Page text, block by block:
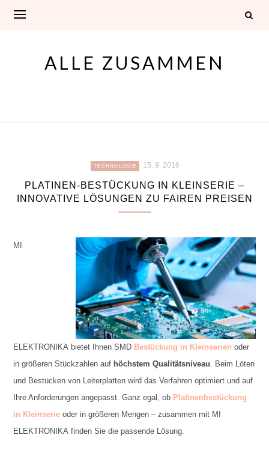
ALLE ZUSAMMEN
TECHNOLOGIE 15. 9. 2016
PLATINEN-BESTÜCKUNG IN KLEINSERIE –
INNOVATIVE LÖSUNGEN ZU FAIREN PREISEN
MI
ELEKTRONIKA bietet Ihnen SMD Bestückung in Kleinserien oder
in größeren Stückzahlen auf höchstem Qualitätsniveau . Beim Löten
und Bestücken von Leiterplatten wird das Verfahren optimiert und auf
Ihre Anforderungen angepasst. Ganz egal, ob Platinenbestückung
in Kleinserieoder in größeren Mengen – zusammen mit MI
ELEKTRONIKA finden Sie die passende Lösung.